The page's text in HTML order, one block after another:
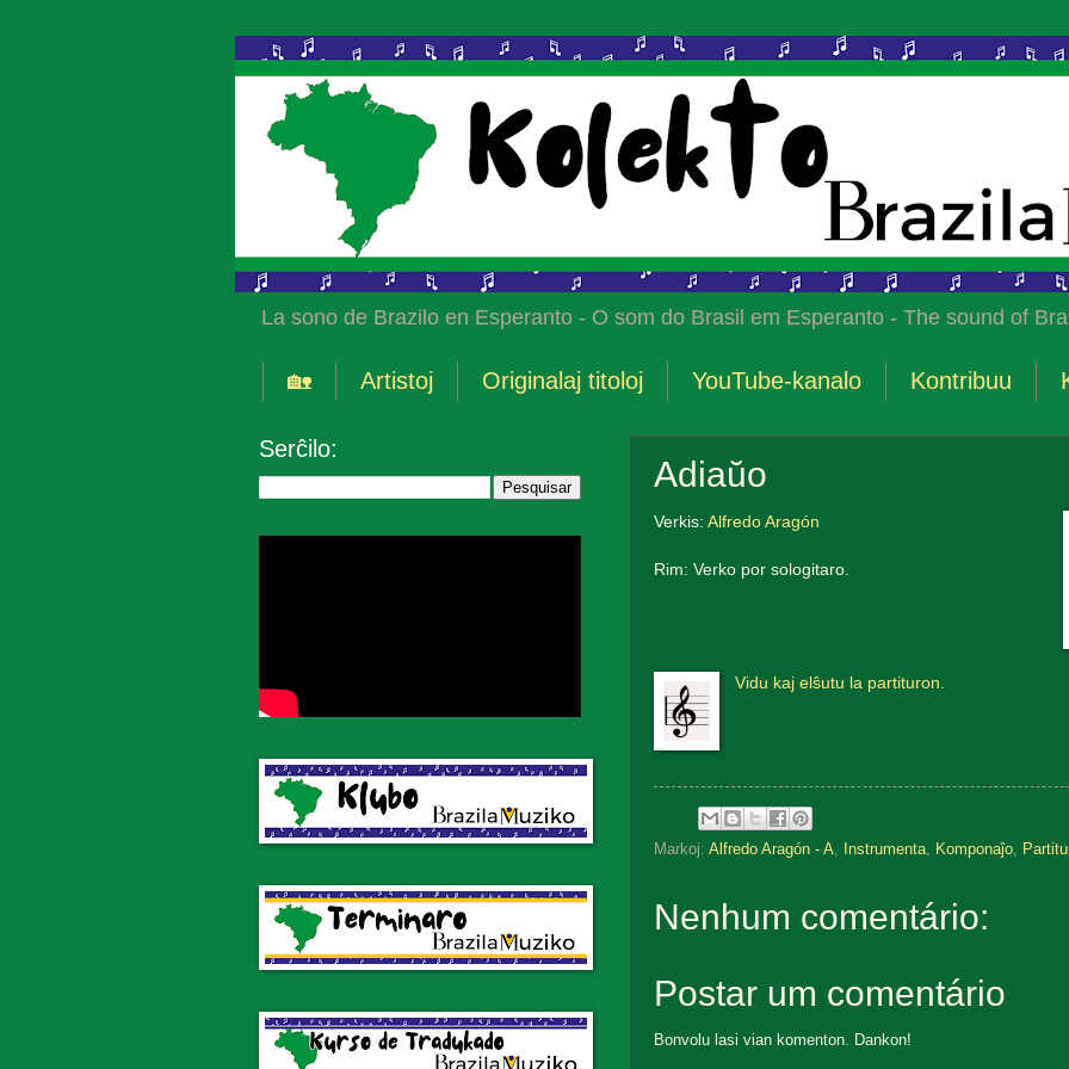
La sono de Brazilo en Esperanto - O som do Brasil em Esperanto - The sound of
🏡 Artistoj Originalaj titoloj YouTube-kanalo Kontribuu
Adiaŭo
Verkis: Alfredo Aragón
Rim: Verko por sologitaro.
Vidu kaj elŝutu la partituron.
Markoj: Alfredo Aragón - A, Instrumenta, Komponaĵo,
Nenhum comentário:
Postar um comentário
Bonvolu lasi vian komenton. Dankon!
Serĉilo: